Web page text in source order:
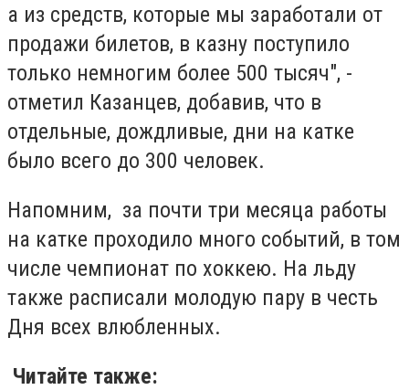
а из средств, которые мы заработали от
продажи билетов, в казну поступило
только немногим более 500 тысяч", -
отметил Казанцев, добавив, что в
отдельные, дождливые, дни на катке
было всего до 300 человек.
Напомним, за почти три месяца работы
на катке проходило много событий, в том
числе чемпионат по хоккею. На льду
также расписали молодую пару в честь
Дня всех влюбленных.
Читайте также: